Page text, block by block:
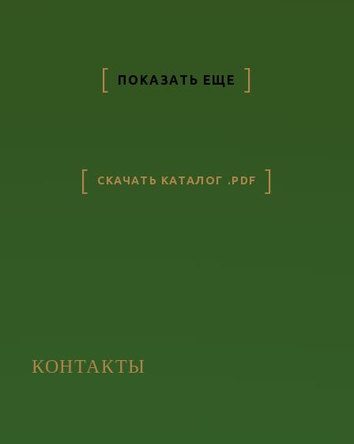
ПОКАЗАТЬ ЕЩЕ
СКАЧАТЬ КАТАЛОГ .PDF
КОНТАКТЫ